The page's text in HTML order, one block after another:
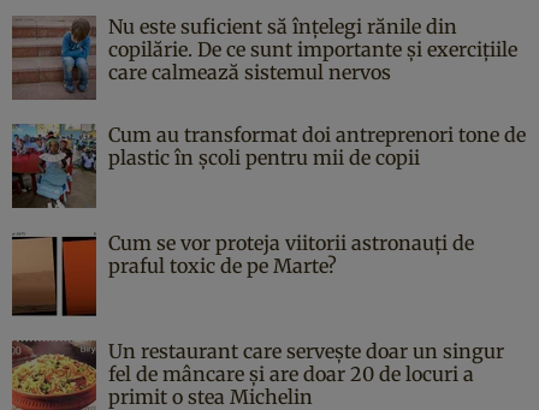
Nu este suficient să înțelegi rănile din
copilărie. De ce sunt importante și exercițiile
care calmează sistemul nervos
Cum au transformat doi antreprenori tone de
plastic în școli pentru mii de copii
Cum se vor proteja viitorii astronauți de
praful toxic de pe Marte?
Un restaurant care servește doar un singur
fel de mâncare și are doar 20 de locuri a
primit o stea Michelin